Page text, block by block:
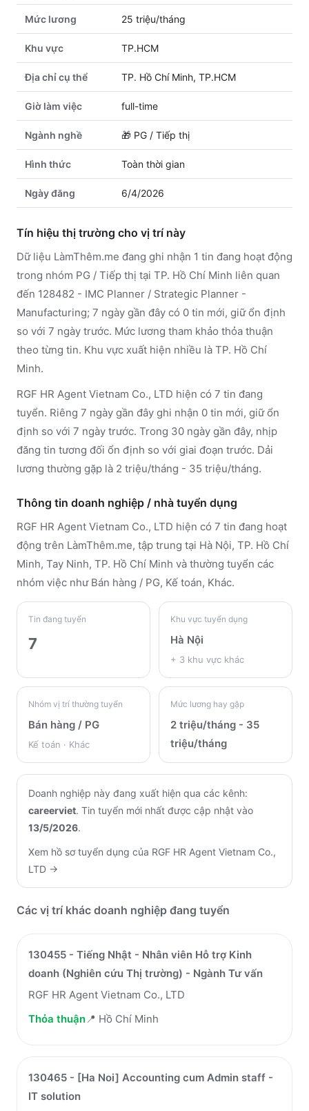
Mức lương 25 triệu/tháng
Khu vực TP.HCM
Địa chỉ cụ thể TP. Hồ Chí Minh, TP.HCM
Giờ làm việc full-time
Ngành nghề 🎁 PG / Tiếp thị
Hình thức Toàn thời gian
Ngày đăng 6/4/2026
Tín hiệu thị trường cho vị trí này
Dữ liệu LàmThêm.me đang ghi nhận 1 tin đang hoạt động
trong nhóm PG / Tiếp thị tại TP. Hồ Chí Minh liên quan
đến 128482 - IMC Planner / Strategic Planner -
Manufacturing; 7 ngày gần đây có 0 tin mới, giữ ổn định
so với 7 ngày trước. Mức lương tham khảo thỏa thuận
theo từng tin. Khu vực xuất hiện nhiều là TP. Hồ Chí
Minh.
RGF HR Agent Vietnam Co., LTD hiện có 7 tin đang
tuyển. Riêng 7 ngày gần đây ghi nhận 0 tin mới, giữ ổn
định so với 7 ngày trước. Trong 30 ngày gần đây, nhịp
đăng tin tương đối ổn định so với giai đoạn trước. Dải
lương thường gặp là 2 triệu/tháng - 35 triệu/tháng.
Thông tin doanh nghiệp / nhà tuyển dụng
RGF HR Agent Vietnam Co., LTD hiện có 7 tin đang hoạt
động trên LàmThêm.me, tập trung tại Hà Nội, TP. Hồ Chí
Minh, Tay Ninh, TP. Hồ Chí Minh và thường tuyển các
nhóm việc như Bán hàng / PG, Kế toán, Khác.
Tin đang tuyển
7
Khu vực tuyển dụng
Hà Nội
+ 3 khu vực khác
Nhóm vị trí thường tuyển
Bán hàng / PG
Kế toán · Khác
Mức lương hay gặp
2 triệu/tháng - 35
triệu/tháng
Doanh nghiệp này đang xuất hiện qua các kênh:
careerviet. Tin tuyển mới nhất được cập nhật vào
13/5/2026.
Xem hồ sơ tuyển dụng của RGF HR Agent Vietnam Co.,
LTD →
Các vị trí khác doanh nghiệp đang tuyển
130455 - Tiếng Nhật - Nhân viên Hỗ trợ Kinh
doanh (Nghiên cứu Thị trường) - Ngành Tư vấn
RGF HR Agent Vietnam Co., LTD
Thỏa thuận📍 Hồ Chí Minh
130465 - [Ha Noi] Accounting cum Admin staff -
IT solution